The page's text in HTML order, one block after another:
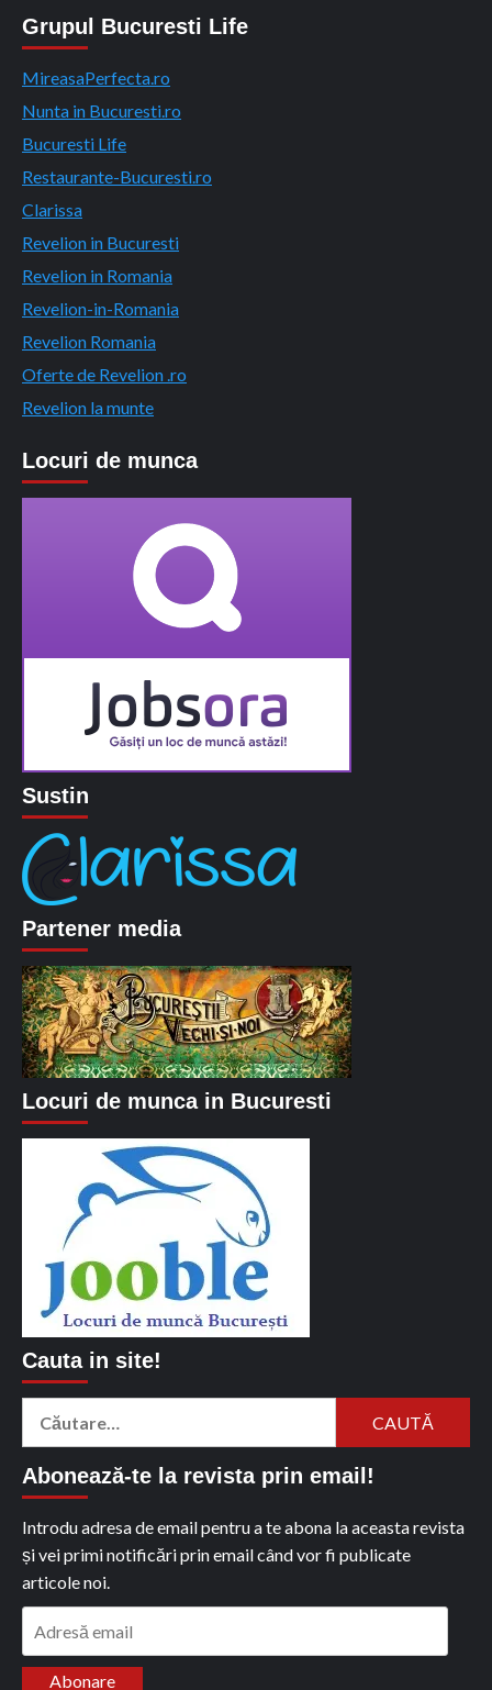
Grupul Bucuresti Life
MireasaPerfecta.ro
Nunta in Bucuresti.ro
Bucuresti Life
Restaurante-Bucuresti.ro
Clarissa
Revelion in Bucuresti
Revelion in Romania
Revelion-in-Romania
Revelion Romania
Oferte de Revelion .ro
Revelion la munte
Locuri de munca
Sustin
Partener media
Locuri de munca in Bucuresti
Cauta in site!
Caută
Abonează-te la revista prin email!
Introdu adresa de email pentru a te abona la aceasta revista
și vei primi notificări prin email când vor fi publicate
articole noi.
Abonare